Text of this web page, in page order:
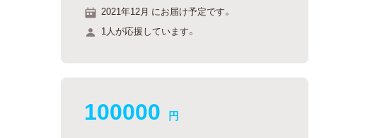
2021年12月 にお届け予定です。
1人が応援しています。
100000 円